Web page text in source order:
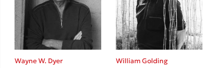
Ένας γίγαντας στο σχολείο
Wayne W. Dyer William Golding